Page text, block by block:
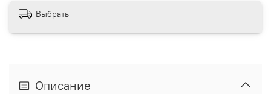
Выбрать
Описание